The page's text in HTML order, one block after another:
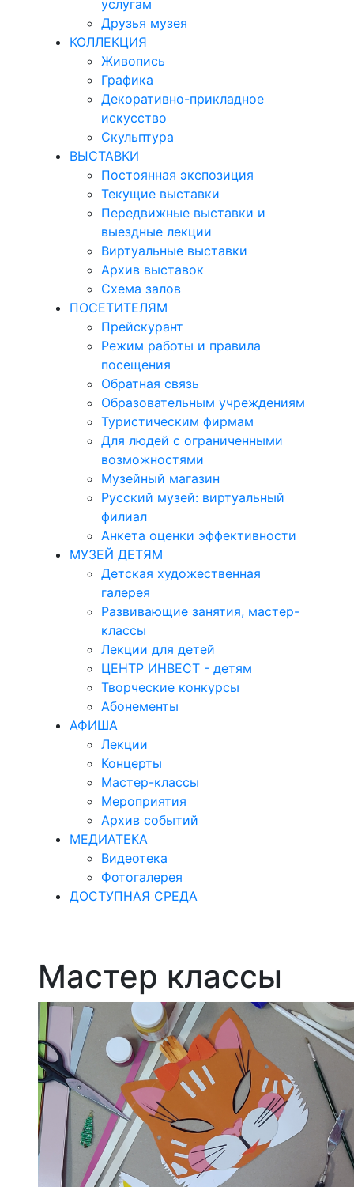
услугам
Друзья музея
КОЛЛЕКЦИЯ
Живопись
Графика
Декоративно-прикладное
искусство
Скульптура
ВЫСТАВКИ
Постоянная экспозиция
Текущие выставки
Передвижные выставки и
выездные лекции
Виртуальные выставки
Архив выставок
Схема залов
ПОСЕТИТЕЛЯМ
Прейскурант
Режим работы и правила
посещения
Обратная связь
Образовательным учреждениям
Туристическим фирмам
Для людей с ограниченными
возможностями
Музейный магазин
Русский музей: виртуальный
филиал
Анкета оценки эффективности
МУЗЕЙ ДЕТЯМ
Детская художественная
галерея
Развивающие занятия, мастер-
классы
Лекции для детей
ЦЕНТР ИНВЕСТ - детям
Творческие конкурсы
Абонементы
АФИША
Лекции
Концерты
Мастер-классы
Мероприятия
Архив событий
МЕДИАТЕКА
Видеотека
Фотогалерея
ДОСТУПНАЯ СРЕДА
Мастер классы